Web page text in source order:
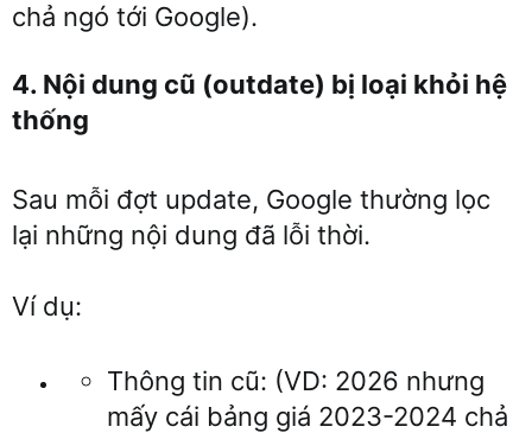
chả ngó tới Google).
4. Nội dung cũ (outdate) bị loại khỏi hệ
thống
Sau mỗi đợt update, Google thường lọc
lại những nội dung đã lỗi thời.
Ví dụ:
Thông tin cũ: (VD: 2026 nhưng
mấy cái bảng giá 2023-2024 chả